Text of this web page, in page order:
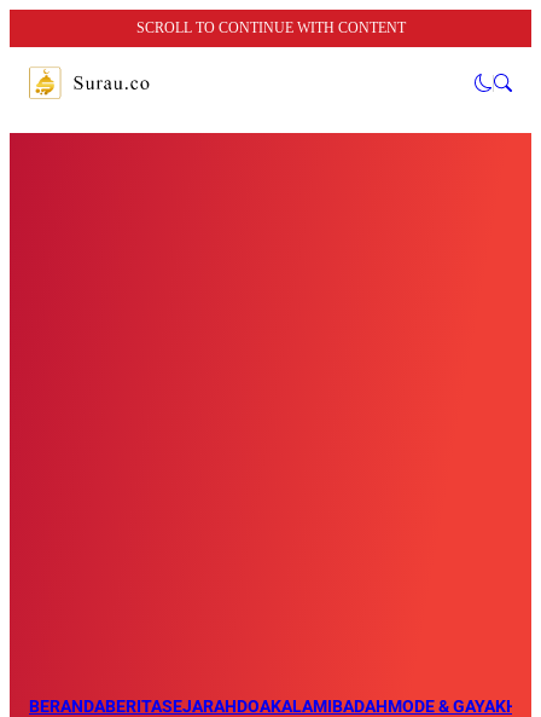
SCROLL TO CONTINUE WITH CONTENT
BERANDABERITASEJARAHDOAKALAMIBADAHMODE & GAYA